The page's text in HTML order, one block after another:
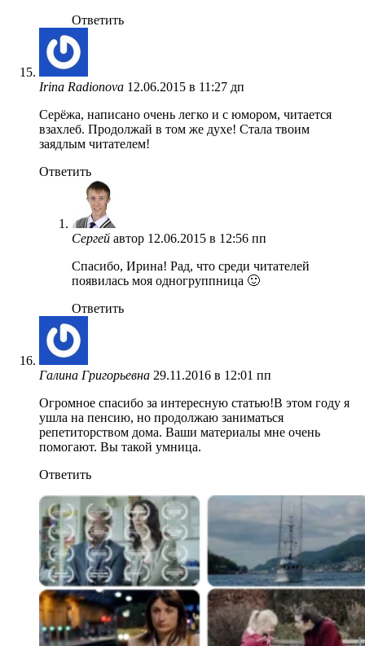
Ответить
Irina Radionova 12.06.2015 в 11:27 дп
Серёжа, написано очень легко и с юмором, читается
взахлеб. Продолжай в том же духе! Стала твоим
заядлым читателем!
Ответить
Сергей автор 12.06.2015 в 12:56 пп
Спасибо, Ирина! Рад, что среди читателей
появилась моя одногруппница 🙂
Ответить
Галина Григорьевна 29.11.2016 в 12:01 пп
Огромное спасибо за интересную статью!В этом году я
ушла на пенсию, но продолжаю заниматься
репетиторством дома. Ваши материалы мне очень
помогают. Вы такой умница.
Ответить